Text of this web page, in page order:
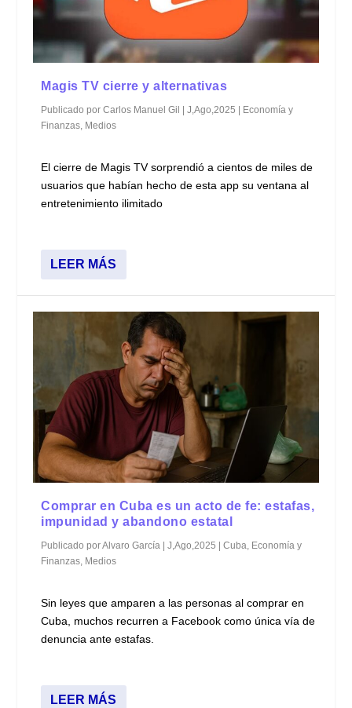
Magis TV cierre y alternativas
Publicado porCarlos Manuel Gil |J,Ago,2025
Economía y
Finanzas, Medios
El cierre de Magis TV sorprendió a cientos de miles de
usuarios que habían hecho de esta app su ventana al
entretenimiento ilimitado
LEER MÁS
Comprar en Cuba es un acto de fe: estafas,
impunidad y abandono estatal
Publicado porAlvaro García |J,Ago,2025 |Cuba, Economía y
Finanzas, Medios
Sin leyes que amparen a las personas al comprar en
Cuba, muchos recurren a Facebook como única vía de
denuncia ante estafas.
LEER MÁS